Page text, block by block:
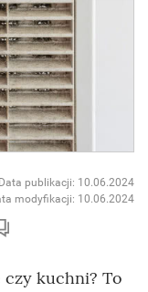
Data publikacji: 10.06.2024
modyfikacji: 10.06.2024
czy kuchni? To